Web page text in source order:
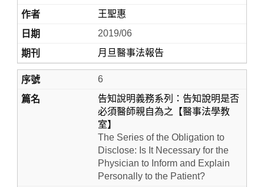
王聖惠
2019/06
月旦醫事法報告
6
告知說明義務系列：告知說明是否
必須醫師親自為之【醫事法學教
室】
The Series of the Obligation to
Disclose: Is It Necessary for the
Physician to Inform and Explain
Personally to the Patient?